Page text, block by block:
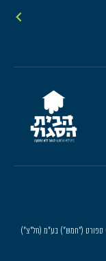
ספורט ("חמש") בע"מ (חל"צ")